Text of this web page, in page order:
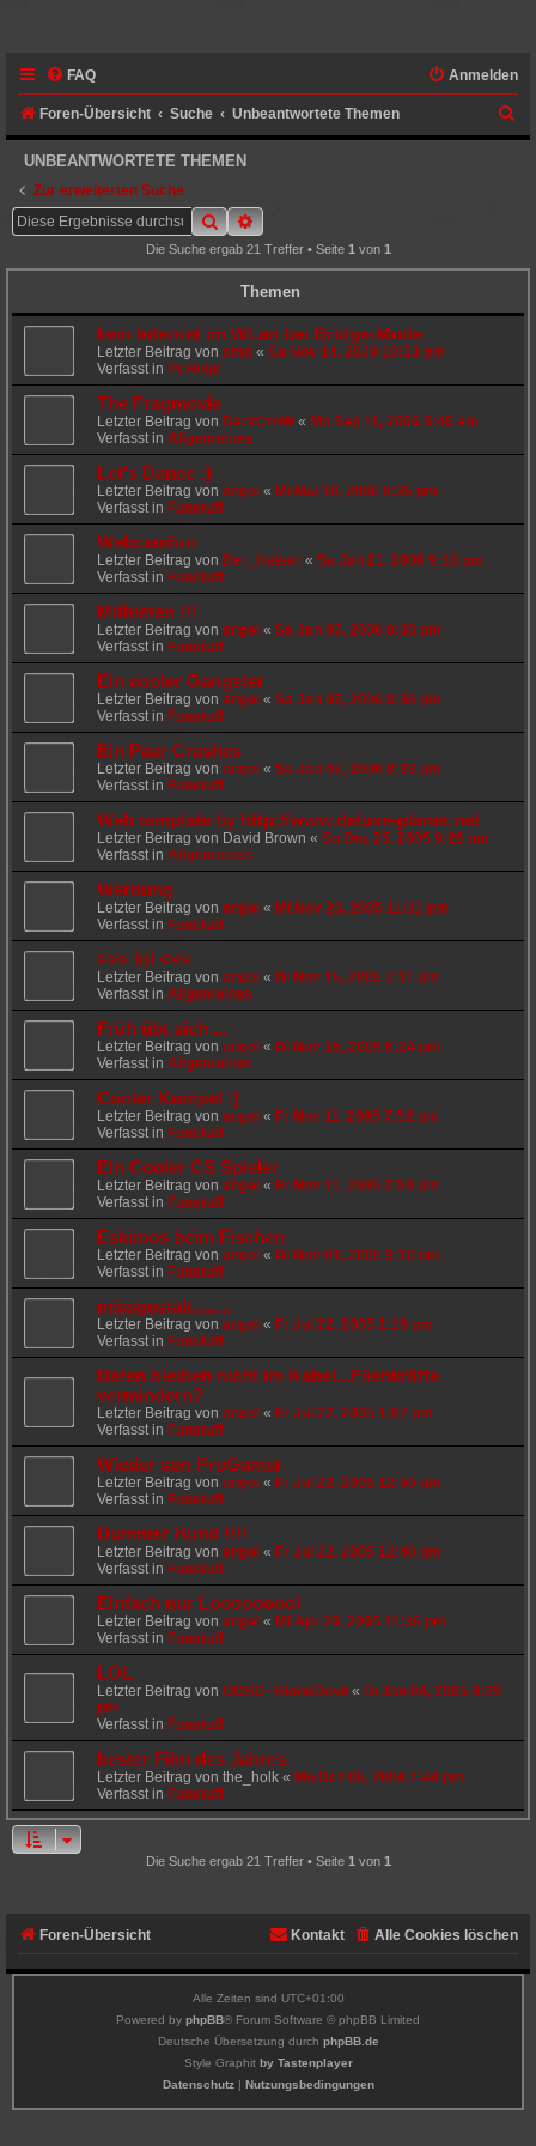
FAQ Anmelden
Foren-Übersicht Suche Unbeantwortete Themen
u
UNBEANTWORTETE THEMEN
Zur erweiterten Suche
SucheErweiterte Suche
Die Suche ergab 21 Treffer • Seite 1 von 1
Themen
kein Internet im WLan bei Bridge-Mode
Letzter Beitrag von cmp « Sa Nov 14, 2020 10:33 pm
Verfasst in PcHelp!
The Fragmovie
Letzter Beitrag von DarkCroW « Mo Sep 11, 2006 5:46 am
Verfasst in Allgemeines
Let's Dance :)
Letzter Beitrag von angel « Mi Mai 10, 2006 8:35 pm
Verfasst in Funstuff
Webcamfun
Letzter Beitrag von Der_Kaiser « Sa Jan 21, 2006 9:18 pm
Verfasst in Funstuff
Mitbieten !!!
Letzter Beitrag von angel « Sa Jan 07, 2006 8:38 pm
Verfasst in Funstuff
Ein cooler Gangster
Letzter Beitrag von angel « Sa Jan 07, 2006 8:36 pm
Verfasst in Funstuff
Ein Paar Crashes
Letzter Beitrag von angel « Sa Jan 07, 2006 8:33 pm
Verfasst in Funstuff
Web template by http://www.deluxe-planet.net
Letzter Beitrag von David Brown « So Dez 25, 2005 9:26 am
Verfasst in Allgemeines
Werbung
Letzter Beitrag von angel « Mi Nov 23, 2005 11:31 pm
Verfasst in Funstuff
>>> lol <<<
Letzter Beitrag von angel « Di Nov 15, 2005 7:11 pm
Verfasst in Allgemeines
Früh übt sich ...
Letzter Beitrag von angel « Di Nov 15, 2005 6:24 pm
Verfasst in Allgemeines
Cooler Kumpel :)
Letzter Beitrag von angel « Fr Nov 11, 2005 7:52 pm
Verfasst in Funstuff
Ein Cooler CS Spieler
Letzter Beitrag von angel « Fr Nov 11, 2005 7:50 pm
Verfasst in Funstuff
Eskimos beim Fischen
Letzter Beitrag von angel « Di Nov 01, 2005 9:10 pm
Verfasst in Funstuff
missgestalt........
Letzter Beitrag von angel « Fr Jul 22, 2005 1:16 pm
Verfasst in Funstuff
Daten bleiben nicht im Kabel...Fliehkräfte
vermindern?
Letzter Beitrag von angel « Fr Jul 22, 2005 1:07 pm
Verfasst in Funstuff
Wieder son ProGamer
Letzter Beitrag von angel « Fr Jul 22, 2005 12:50 pm
Verfasst in Funstuff
Dummer Hund !!!!
Letzter Beitrag von angel « Fr Jul 22, 2005 12:40 pm
Verfasst in Funstuff
Einfach nur Looooooool
Letzter Beitrag von angel « Mi Apr 20, 2005 11:36 pm
Verfasst in Funstuff
LOL
Letzter Beitrag von OCBC~BloodDevil « Di Jan 04, 2005 9:29
pm
Verfasst in Funstuff
bester Film des Jahres
Letzter Beitrag von the_holk « Mo Dez 06, 2004 7:44 pm
Verfasst in Funstuff
Die Suche ergab 21 Treffer • Seite 1 von 1
Foren-Übersicht Alle Cookies löschen
Kontakt
Alle Zeiten sind UTC+01:00
Powered by phpBB® Forum Software © phpBB Limited
Deutsche Übersetzung durch phpBB.de
Style Graphit by Tastenplayer
Datenschutz| Nutzungsbedingungen